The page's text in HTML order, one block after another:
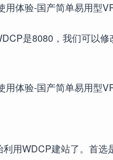
是8080，我们可以修
WDCP建站了。首选